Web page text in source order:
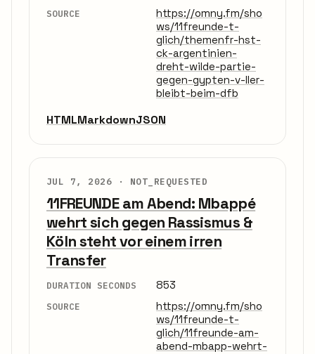
SOURCE
https://omny.fm/sho
ws/11freunde-t-
glich/themenfr-hst-
ck-argentinien-
dreht-wilde-partie-
gegen-gypten-v-ller-
bleibt-beim-dfb
HTMLMarkdownJSON
JUL 7, 2026 · NOT_REQUESTED
11FREUNDE am Abend: Mbappé
wehrt sich gegen Rassismus &
Köln steht vor einem irren
Transfer
DURATION SECONDS 853
SOURCE
https://omny.fm/sho
ws/11freunde-t-
glich/11freunde-am-
abend-mbapp-wehrt-